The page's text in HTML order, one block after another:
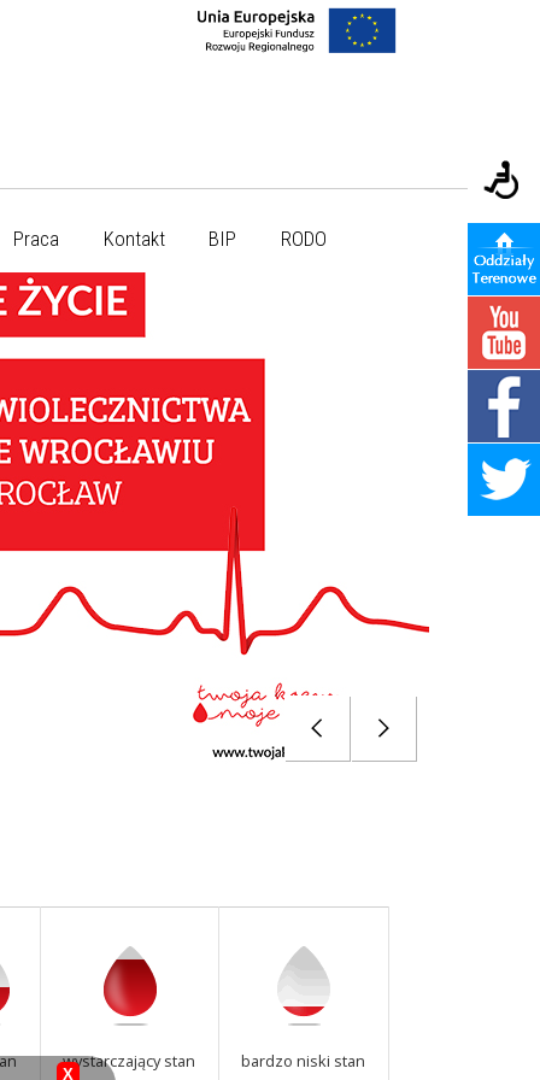
Praca Kontakt BIP RODO
wystarczający stan bardzo niski stan